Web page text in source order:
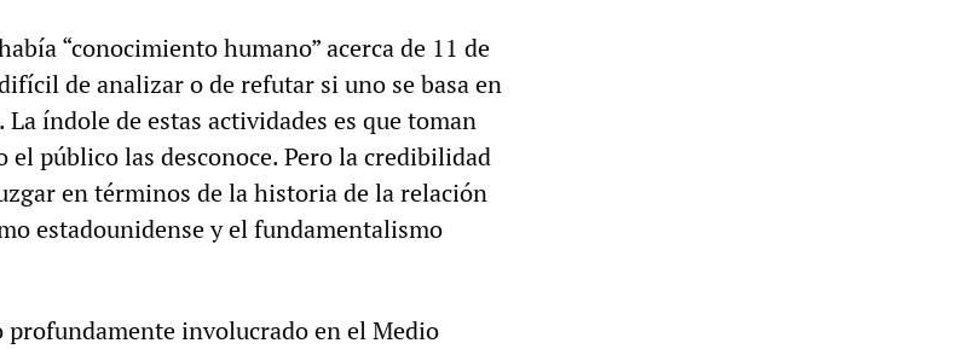
“conocimiento humano” acerca de 11 de
de analizar o de refutar si uno se basa en
índole de estas actividades es que toman
público las desconoce. Pero la credibilidad
en términos de la historia de la relación
estadounidense y el fundamentalismo
profundamente involucrado en el Medio